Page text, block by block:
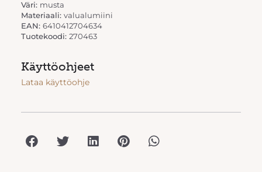
Väri: musta
Materiaali: valualumiini
EAN: 6410412704634
Tuotekoodi: 270463
Käyttöohjeet
Lataa käyttöohje